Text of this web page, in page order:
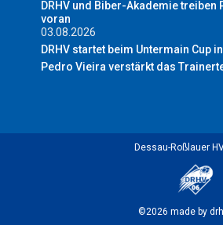
DRHV und Biber-Akademie
voran
03.08.2026
DRHV startet beim Untermain Cup
Pedro Vieira verstärkt das
Dessau-Roßlauer
©2026 made by